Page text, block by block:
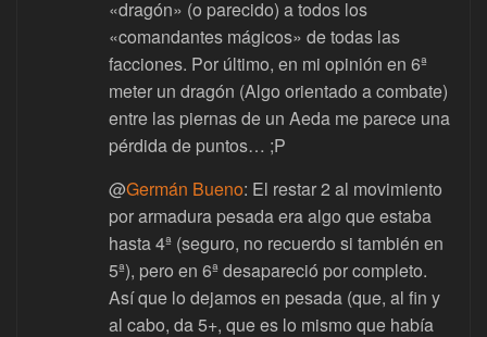
«dragón» (o parecido) a todos los
«comandantes mágicos» de todas las
facciones. Por último, en mi opinión en 6ª
meter un dragón (Algo orientado a combate)
entre las piernas de un Aeda me parece una
pérdida de puntos… ;P
@Germán Bueno: El restar 2 al movimiento
por armadura pesada era algo que estaba
hasta 4ª (seguro, no recuerdo si también en
5ª), pero en 6ª desapareció por completo.
Así que lo dejamos en pesada (que, al fin y
al cabo, da 5+, que es lo mismo que había